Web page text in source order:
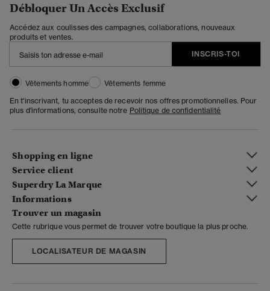
Débloquer Un Accès Exclusif
Accédez aux coulisses des campagnes, collaborations, nouveaux
produits et ventes.
INSCRIS-TOI
Vêtements homme
Vêtements femme
En t'inscrivant, tu acceptes de recevoir nos offres promotionnelles. Pour
plus d'informations, consulte notre Politique de confidentialité
Shopping en ligne
Service client
Superdry La Marque
Informations
Trouver un magasin
Cette rubrique vous permet de trouver votre boutique la plus proche.
LOCALISATEUR DE MAGASIN